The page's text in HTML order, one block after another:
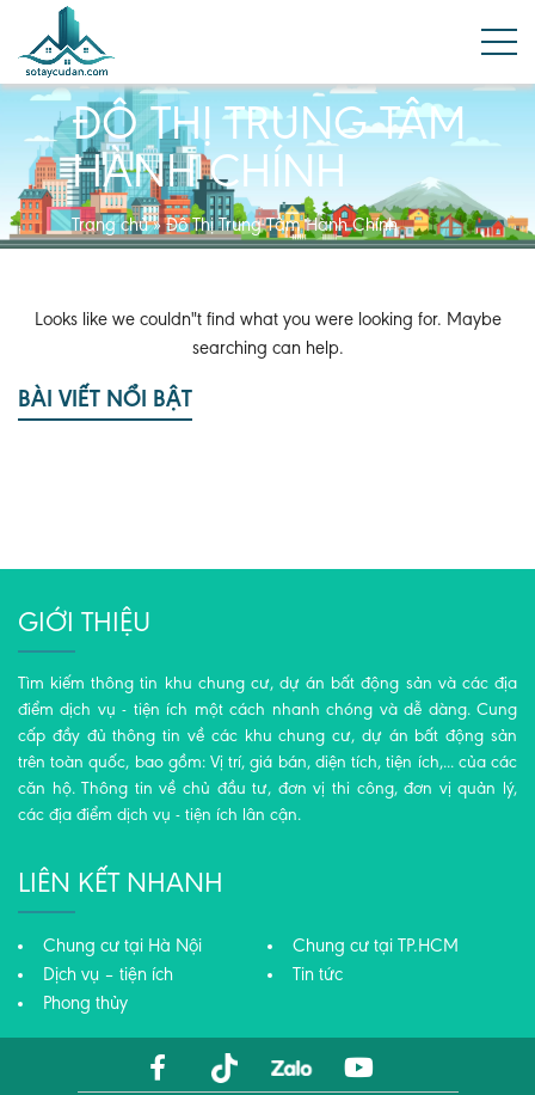
ĐÔ THỊ TRUNG TÂM
HÀNH CHÍNH
Trang chủ»Đô Thị Trung Tâm Hành Chính
Looks like we couldn"t find what you were looking for. Maybe
searching can help.
BÀI VIẾT NỔI BẬT
GIỚI THIỆU
Tìm kiếm thông tin khu chung cư, dự án bất động sản và các địa
điểm dịch vụ - tiện ích một cách nhanh chóng và dễ dàng. Cung
cấp đầy đủ thông tin về các khu chung cư, dự án bất động sản
trên toàn quốc, bao gồm: Vị trí, giá bán, diện tích, tiện ích,... của các
căn hộ. Thông tin về chủ đầu tư, đơn vị thi công, đơn vị quản lý,
các địa điểm dịch vụ - tiện ích lân cận.
LIÊN KẾT NHANH
Chung cư tại Hà Nội
Chung cư tại TP.HCM
Dịch vụ – tiện ích
Tin tức
Phong thủy